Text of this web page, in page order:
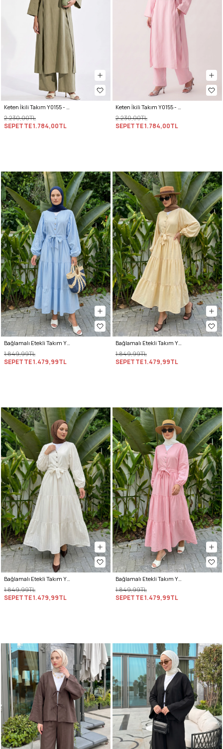
Keten İkili Takım Y0155 - AÇIK HAKİ
2.230,00TL
SEPETTE1.784,00TL
Keten İkili Takım Y0155 - AÇIK PEMBE
2.230,00TL
SEPETTE1.784,00TL
Bağlamalı Etekli Takım Y0149 - BEBE MAVİSİ
1.849,99TL
SEPETTE1.479,99TL
Bağlamalı Etekli Takım Y0149 - TEREYAĞ SARISI
1.849,99TL
SEPETTE1.479,99TL
Bağlamalı Etekli Takım Y0149 - KREM
1.849,99TL
SEPETTE1.479,99TL
Bağlamalı Etekli Takım Y0149 - AÇIK PEMBE
1.849,99TL
SEPETTE1.479,99TL